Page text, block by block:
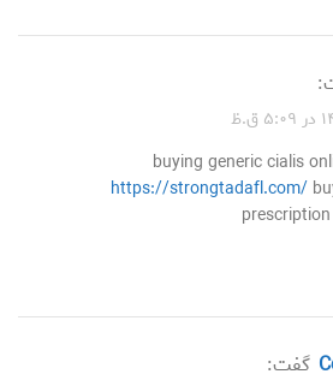
buying generic cialis
https://strongtadafl.com/
گفت: